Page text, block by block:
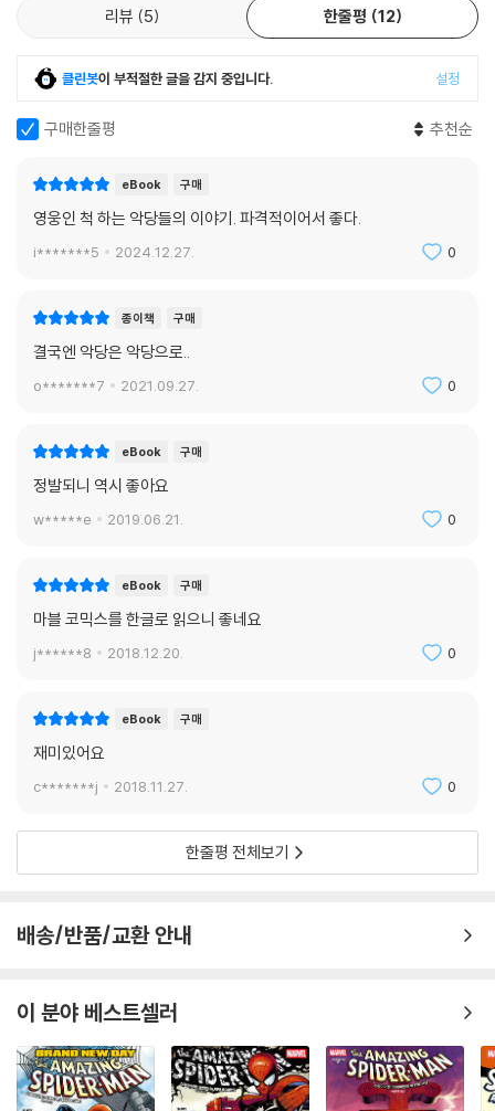
리뷰 5 한줄평 12
클린봇이 부적절한 글을 감지 중입니다. 설정
구매한줄평 추천순
eBook 구매
영웅인 척 하는 악당들의 이야기. 파격적이어서 좋다.
i*******5 2024.12.27. 0
종이책 구매
결국엔 악당은 악당으로..
o*******7 2021.09.27. 0
eBook 구매
정발되니 역시 좋아요
w*****e 2019.06.21. 0
eBook 구매
마블 코믹스를 한글로 읽으니 좋네요
j******8 2018.12.20. 0
eBook 구매
재미있어요
c*******j 2018.11.27. 0
한줄평 전체보기
배송/반품/교환 안내
이 분야 베스트셀러